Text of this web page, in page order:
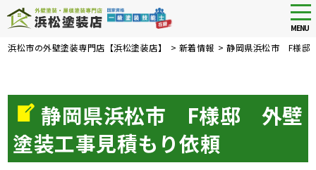
Skip
MENU
浜松市の外壁塗装専門店【浜松塗装店】 > 新着情報 >静岡県浜松市 F様邸
静岡県浜松市 F様邸 外壁
塗装工事見積もり依頼